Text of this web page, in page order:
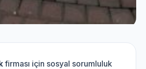
firması için sosyal sorumluluk